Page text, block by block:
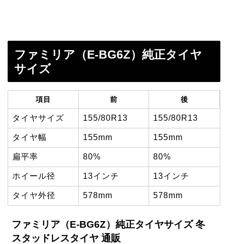
ファミリア（E-BG6Z）純正タイヤ
サイズ
項目 前 後
タイヤサイズ 155/80R13 155/80R13
タイヤ幅 155mm 155mm
扁平率 80% 80%
ホイール径 13インチ 13インチ
タイヤ外径 578mm 578mm
ファミリア（E-BG6Z）純正タイヤサイズ 冬
スタッドレスタイヤ 通販